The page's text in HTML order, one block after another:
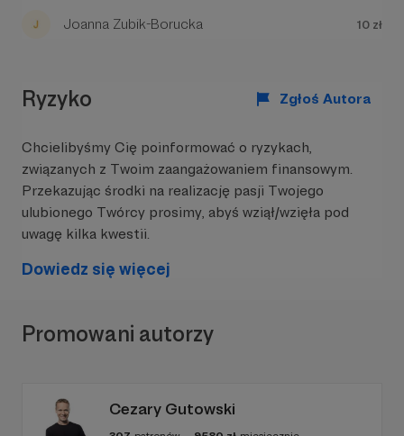
niedźwiedziach.
Internet
O wszystkich moich projektach przeczytacie
na mojej stronie, wystarczyKLIKNĄĆ
TUTAJ.
Podcast Drzazgi Świata znajdziecie pod
TYM ADRESEM.
Joanna Zubik-Borucka 10 zł
Ryzyko Zgłoś Autora
Chcielibyśmy Cię poinformować o ryzykach,
związanych z Twoim zaangażowaniem finansowym.
Przekazując środki na realizację pasji Twojego
ulubionego Twórcy prosimy, abyś wziął/wzięła pod
uwagę kilka kwestii.
Dowiedz się więcej
Promowani autorzy
Cezary Gutowski